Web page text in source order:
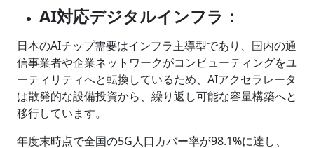
AI対応デジタルインフラ：
日本のAIチップ需要はインフラ主導型であり、国内の通
信事業者や企業ネットワークがコンピューティングをユ
ーティリティへと転換しているため、AIアクセラレータ
は散発的な設備投資から、繰り返し可能な容量構築へと
移行しています。
年度末時点で全国の5G人口カバー率が98.1%に達し、